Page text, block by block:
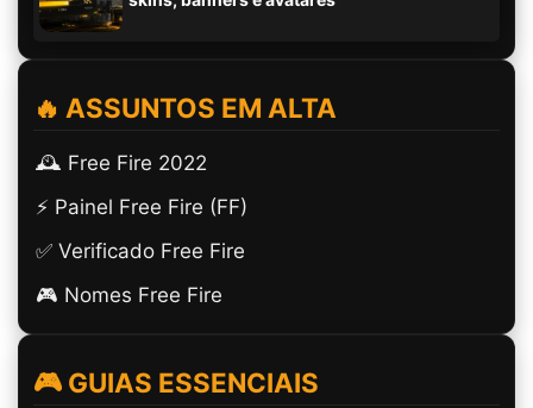
🔥 ASSUNTOS EM ALTA
🕰️ Free Fire 2022
⚡ Painel Free Fire (FF)
✅ Verificado Free Fire
🎮 Nomes Free Fire
🎮 GUIAS ESSENCIAIS